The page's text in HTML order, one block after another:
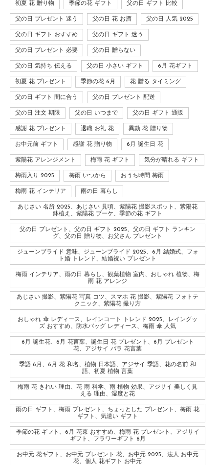
初夏 花 贈り物 季節の花 ギフト 父の日 ギフト 比較
父の日 プレゼント 迷う 父の日 花 お酒 父の日 人気 2025
父の日 ギフト おすすめ 父の日 ギフト 迷う
父の日 プレゼント 必要 父の日 贈らない
父の日 気持ち 伝える 父の日 小さい ギフト 6月 花ギフト
初夏 花 プレゼント 季節の花 6月 花 贈る タイミング
父の日 ギフト 間に合う 父の日 プレゼント 配送
父の日 注文 期限 父の日 いつまで 父の日 ギフト 通販
感謝 花 プレゼント 退職 お礼 花 異動 花 贈り物
お中元前 ギフト 感謝 花 贈り物 6月 誕生日 花
紫陽花 アレンジメント 梅雨 花 ギフト 気分が晴れる ギフト
梅雨入り 2025 梅雨 いつから おうち時間 梅雨
梅雨 花 インテリア 雨の日 暮らし
あじさい 名所 2025、あじさい 見頃、紫陽花 撮影スポット、紫陽花
鉢植え、紫陽花 ブーケ、季節の花 ギフト
父の日 プレゼント、父の日 ギフト 2025、父の日 ギフト ランキン
グ、父の日 贈り物、お父さん プレゼント
ジューンブライド 意味、ジューンブライド 2025、6月 結婚式、フォ
ト婚 トレンド、結婚祝い プレゼント
梅雨 インテリア、雨の日 暮らし、観葉植物 室内、おしゃれ 植物、梅
雨 花 アレンジ
あじさい 撮影、紫陽花 写真 コツ、スマホ 花 撮影、紫陽花 フォトテ
クニック、紫陽花 撮り方
おしゃれ 傘 レディース、レインコート トレンド 2025、レイングッ
ズ おすすめ、防水バッグ レディース、梅雨 傘 人気
6月 誕生花、6月 花言葉、誕生日 花 プレゼント、6月 プレゼント
花、アジサイ バラ 花言葉
季語 6月、6月 花 和名、植物 日本語、アジサイ 季語、花の名前 和
語、初夏 植物 言葉
梅雨 花 きれい 理由、花 雨 科学、雨 植物 効果、アジサイ 美しく見
える 理由、湿度と花
雨の日 ギフト、梅雨 プレゼント、ちょっとした プレゼント、梅雨 花
ギフト、気遣い ギフト
季節の花 ギフト、6月 花束 おすすめ、梅雨 花 プレゼント、アジサイ
ギフト、フラワーギフト 6月
お中元 花ギフト、お中元 プレゼント 花、お中元 2025、法人 お中元
花、個人 花ギフト お中元